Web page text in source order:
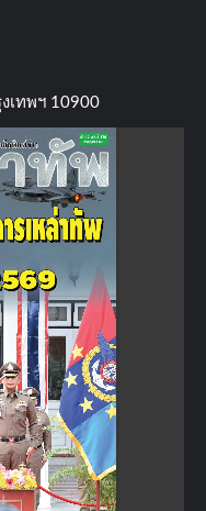
เทพฯ 10900